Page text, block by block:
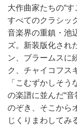
大作曲家たちの“
すべてのクラシッ
音楽界の重鎮・池
ズ。新装版化され
ン、ブラームスに
ク、チャイコフス
「こむずかしそ
の楽譜に並んだ“
のぞき、そこから
じくりまわして